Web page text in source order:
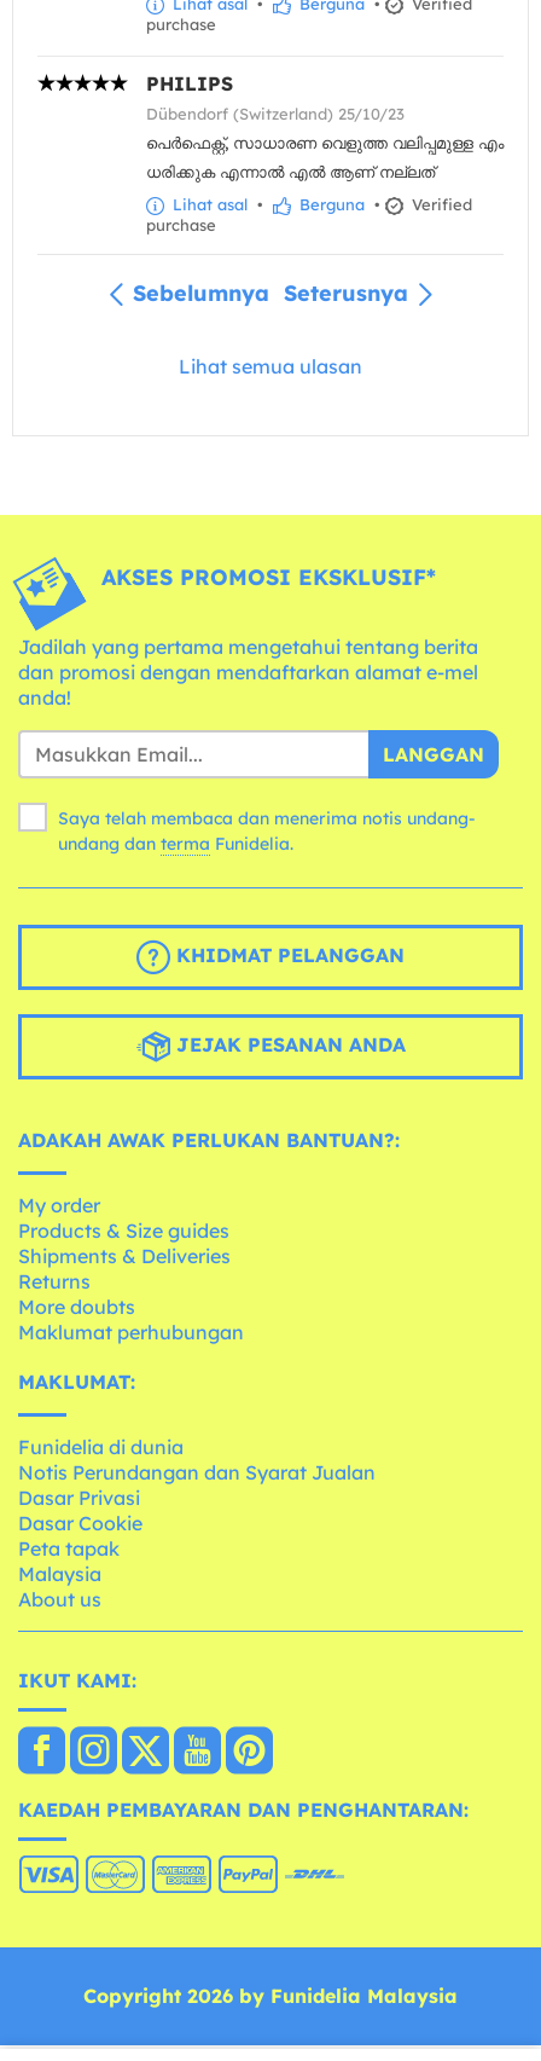
purchase
PHILIPS
Dübendorf (Switzerland) 25/10/23
പെർഫെക്റ്റ്, സാധാരണ വെളുത്ത വലിപ്പമുള്ള എം
ധരിക്കുക എന്നാൽ എൽ ആണ് നല്ലത്
Lihat asal • Berguna •
Verified
purchase
Sebelumnya Seterusnya
Lihat semua ulasan
AKSES PROMOSI EKSKLUSIF*
Jadilah yang pertama mengetahui tentang berita
dan promosi dengan mendaftarkan alamat e-mel
anda!
LANGGAN
Saya telah membaca dan menerima notis undang-
undang dan terma Funidelia.
KHIDMAT PELANGGAN
JEJAK PESANAN ANDA
ADAKAH AWAK PERLUKAN BANTUAN?:
My order
Products & Size guides
Shipments & Deliveries
Returns
More doubts
Maklumat perhubungan
MAKLUMAT:
Funidelia di dunia
Notis Perundangan dan Syarat Jualan
Dasar Privasi
Dasar Cookie
Peta tapak
Malaysia
About us
IKUT KAMI:
KAEDAH PEMBAYARAN DAN PENGHANTARAN:
Copyright 2026 by Funidelia Malaysia